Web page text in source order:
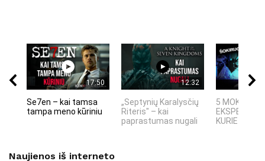
17:50
Se7en – kai tamsa
tampa meno kūriniu
12:32
„Septynių Karalysčių
Riteris" – kai
paprastumas nugali
5 MOKSLINIAI
KURIE
Naujienos iš interneto